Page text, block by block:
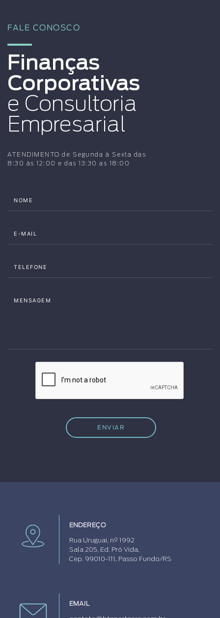
FALE CONOSCO
Finanças
Corporativas
e Consultoria
Empresarial
ATENDIMENTO de Segunda à Sexta das
8:30 às 12:00 e das 13:30 as 18:00
NOME
E-MAIL
TELEFONE
MENSAGEM
ENVIAR
ENDEREÇO
Rua Uruguai, nº 1992
Sala 205, Ed. Pró Vida,
Cep. 99010-111, Passo Fundo/RS
EMAIL